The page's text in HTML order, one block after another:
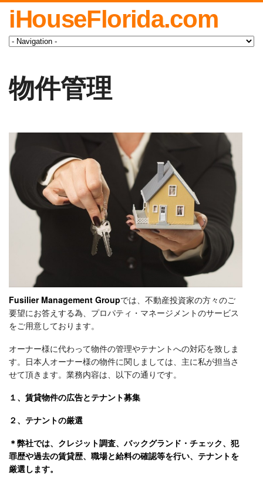
iHouseFlorida.com
物件管理
Fusilier Management Groupでは、不動産投資家の方々のご
要望にお答えする為、プロパティ・マネージメントのサービス
をご用意しております。
オーナー様に代わって物件の管理やテナントへの対応を致しま
す。日本人オーナー様の物件に関しましては、主に私が担当さ
せて頂きます。業務内容は、以下の通りです。
１、賃貸物件の広告とテナント募集
２、テナントの厳選
＊弊社では、クレジット調査、バックグランド・チェック、犯
罪歴や過去の賃貸歴、職場と給料の確認等を行い、テナントを
厳選します。